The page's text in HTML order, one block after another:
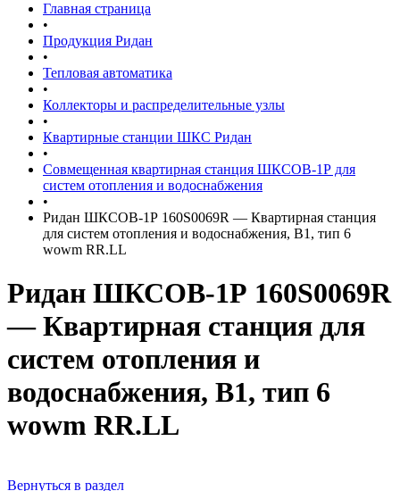
Главная страница
•
Продукция Ридан
•
Тепловая автоматика
•
Коллекторы и распределительные узлы
•
Квартирные станции ШКС Ридан
•
Совмещенная квартирная станция ШКСОВ-1Р для
систем отопления и водоснабжения
•
Ридан ШКСОВ-1Р 160S0069R — Квартирная станция
для систем отопления и водоснабжения, В1, тип 6
wowm RR.LL
Ридан ШКСОВ-1Р 160S0069R
— Квартирная станция для
систем отопления и
водоснабжения, В1, тип 6
wowm RR.LL
Вернуться в раздел